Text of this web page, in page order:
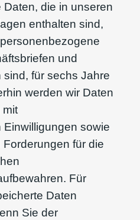
die in unseren
enthalten sind,
und
für sechs Jahre
werden wir Daten
mit
sowie
für die
Für
Daten
Sie der